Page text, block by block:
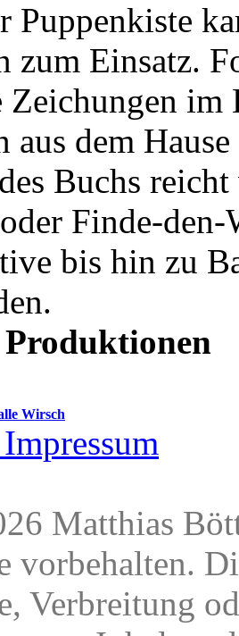
Puppenkiste
zum Einsatz.
Zeichungen
aus dem
Buchs
Finde-
bis hin zu
Produktionen
Wirsch
Matthias
vorbehalten.
Verbreitung